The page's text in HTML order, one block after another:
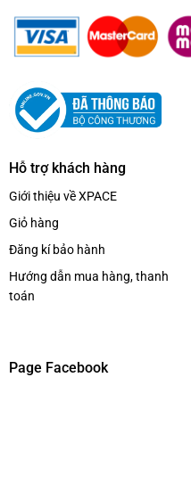
Hỗ trợ khách hàng
Giới thiệu về XPACE
Giỏ hàng
Đăng kí bảo hành
Hướng dẫn mua hàng, thanh
toán
Page Facebook